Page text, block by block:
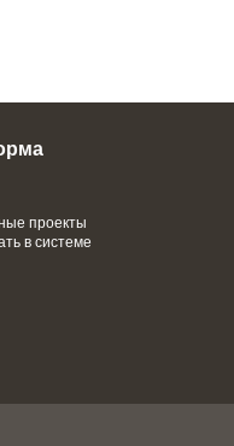
проекты
в системе